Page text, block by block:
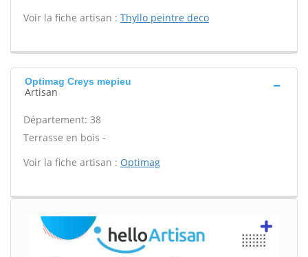
Voir la fiche artisan : Thyllo peintre deco
Optimag Creys mepieu
Artisan
Département: 38
Terrasse en bois -
Voir la fiche artisan : Optimag